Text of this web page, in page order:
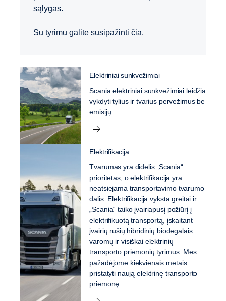
sąlygas.
Su tyrimu galite susipažinti čia.
Elektriniai sunkvežimiai
Scania elektriniai sunkvežimiai leidžia
vykdyti tylius ir tvarius pervežimus be
emisijų.
Elektrifikacija
Tvarumas yra didelis „Scania“
prioritetas, o elektrifikacija yra
neatsiejama transportavimo tvarumo
dalis. Elektrifikacija vyksta greitai ir
„Scania“ taiko įvairiapusį požiūrį į
elektrifikuotą transportą, įskaitant
įvairių rūšių hibridinių biodegalais
varomų ir visiškai elektrinių
transporto priemonių tyrimus. Mes
pažadėjome kiekvienais metais
pristatyti naują elektrinę transporto
priemonę.